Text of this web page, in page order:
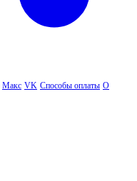
Макс VK Способы оплаты О